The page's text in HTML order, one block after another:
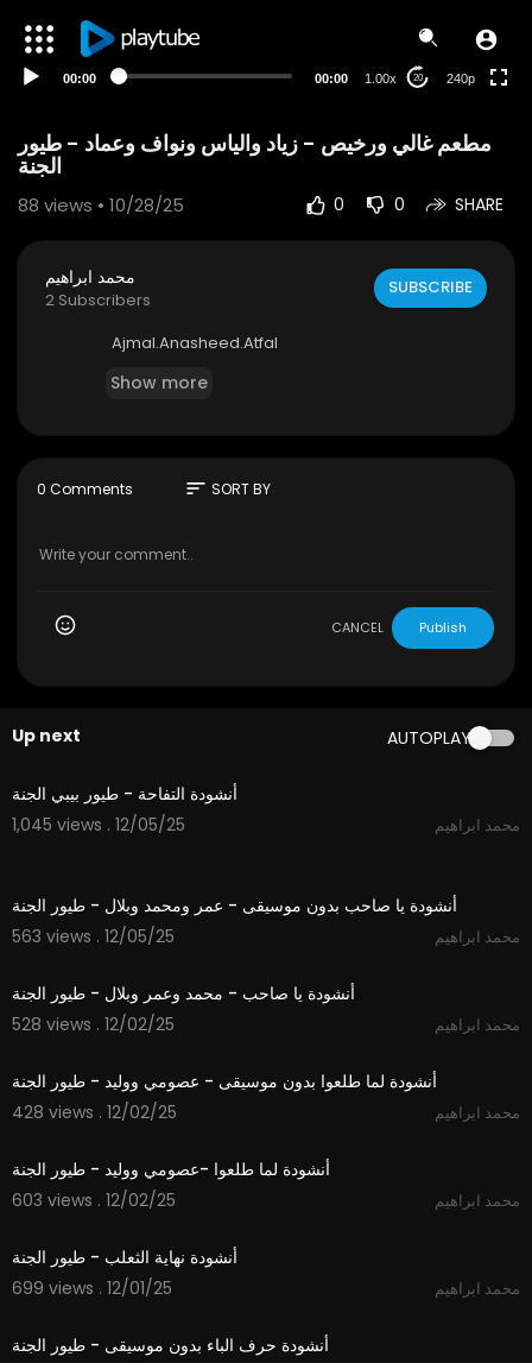
00:00 00:00 1.00x 20 240p
مطعم غالي ورخيص - زياد والياس ونواف وعماد - طيور
الجنة
88 views • 10/28/25 0 0 SHARE
محمد ابراهيم
2 Subscribers
SUBSCRIBE
⁣Ajmal.Anasheed.Atfal
Show more
0 Comments sort SORT BY
CANCEL Publish
Up next AUTOPLAY
1:12
أنشودة التفاحة - طيور بيبي الجنة
1,045 views . 12/05/25
محمد ابراهيم
أنشودة يا صاحب بدون موسيقى - عمر ومحمد وبلال - طيور الجنة
563 views . 12/05/25
محمد ابراهيم
أنشودة يا صاحب - محمد وعمر وبلال - طيور الجنة
528 views . 12/02/25
محمد ابراهيم
أنشودة لما طلعوا بدون موسيقى - عصومي ووليد - طيور الجنة
428 views . 12/02/25
محمد ابراهيم
أنشودة لما طلعوا -عصومي ووليد - طيور الجنة
603 views . 12/02/25
محمد ابراهيم
أنشودة نهاية الثعلب - طيور الجنة
699 views . 12/01/25
محمد ابراهيم
أنشودة حرف الباء بدون موسيقى - طيور الجنة